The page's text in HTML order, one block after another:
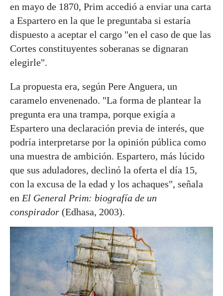
en mayo de 1870, Prim accedió a enviar una carta
a Espartero en la que le preguntaba si estaría
dispuesto a aceptar el cargo "en el caso de que las
Cortes constituyentes soberanas se dignaran
elegirle".
La propuesta era, según Pere Anguera, un
caramelo envenenado. "La forma de plantear la
pregunta era una trampa, porque exigía a
Espartero una declaración previa de interés, que
podría interpretarse por la opinión pública como
una muestra de ambición. Espartero, más lúcido
que sus aduladores, declinó la oferta el día 15,
con la excusa de la edad y los achaques", señala
en El General Prim: biografía de un
conspirador (Edhasa, 2003).